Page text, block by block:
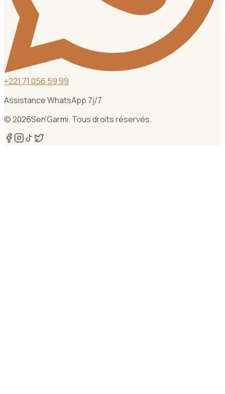
+221 71 056 59 99
Assistance WhatsApp 7j/7
©2026Sen'Garmi. Tous droits réservés.